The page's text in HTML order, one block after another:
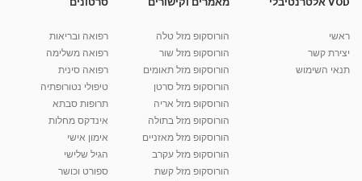
ראשי
יצירת קשר
תנאי השימוש
הורוסקופ מזל טלה
הורוסקופ מזל שור
הורוסקופ מזל תאומים
הורוסקופ מזל סרטן
הורוסקופ מזל אריה
הורוסקופ מזל בתולה
הורוסקופ מזל מאזניים
הורוסקופ מזל עקרב
הורוסקופ מזל קשת
רפואה ובריאות
רפואה משלימה
רפואה סינית
טיפולי נטורופתיה
תרופות סבתא
אינדקס מחלות
אימון אישי
הגיל שלישי
ספורט וכושר